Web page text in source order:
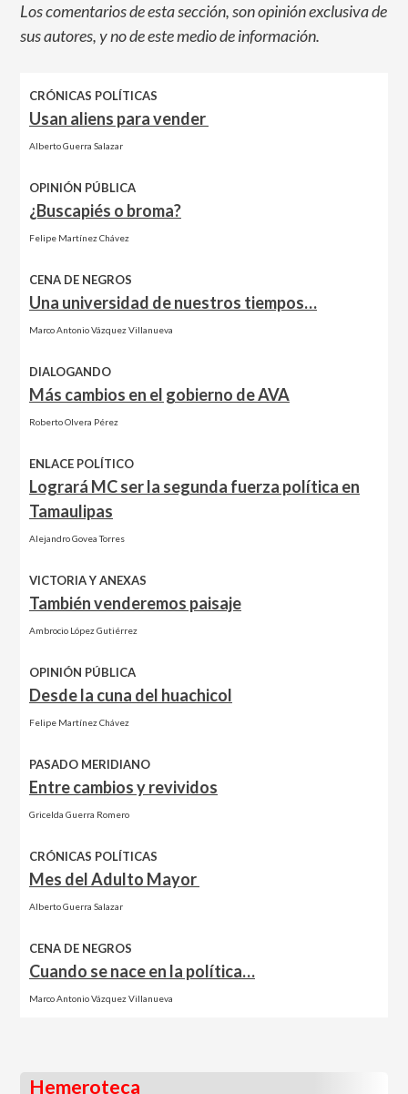
Los comentarios de esta sección, son opinión exclusiva de
sus autores, y no de este medio de información.
CRÓNICAS POLÍTICAS
Usan aliens para vender
Alberto Guerra Salazar
OPINIÓN PÚBLICA
¿Buscapiés o broma?
Felipe Martínez Chávez
CENA DE NEGROS
Una universidad de nuestros tiempos…
Marco Antonio Vázquez Villanueva
DIALOGANDO
Más cambios en el gobierno de AVA
Roberto Olvera Pérez
ENLACE POLÍTICO
Logrará MC ser la segunda fuerza política en
Tamaulipas
Alejandro Govea Torres
VICTORIA Y ANEXAS
También venderemos paisaje
Ambrocio López Gutiérrez
OPINIÓN PÚBLICA
Desde la cuna del huachicol
Felipe Martínez Chávez
PASADO MERIDIANO
Entre cambios y revividos
Gricelda Guerra Romero
CRÓNICAS POLÍTICAS
Mes del Adulto Mayor
Alberto Guerra Salazar
CENA DE NEGROS
Cuando se nace en la política…
Marco Antonio Vázquez Villanueva
Hemeroteca